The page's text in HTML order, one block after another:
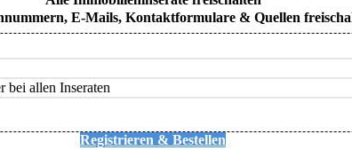
E-Mails, Kontaktformulare & Quellen
bei allen Inseraten
Registrieren & Bestellen